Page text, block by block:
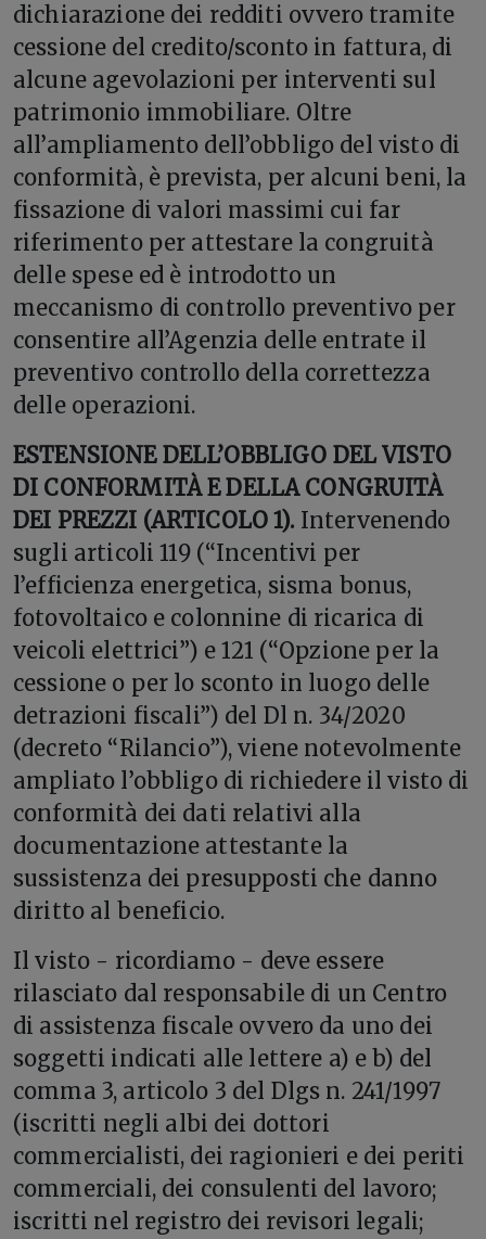
dichiarazione dei redditi ovvero tramite
cessione del credito/sconto in fattura, di
alcune agevolazioni per interventi sul
patrimonio immobiliare. Oltre
all’ampliamento dell’obbligo del visto di
conformità, è prevista, per alcuni beni, la
fissazione di valori massimi cui far
riferimento per attestare la congruità
delle spese ed è introdotto un
meccanismo di controllo preventivo per
consentire all’Agenzia delle entrate il
preventivo controllo della correttezza
delle operazioni.
ESTENSIONE DELL’OBBLIGO DEL VISTO
DI CONFORMITÀ E DELLA CONGRUITÀ
DEI PREZZI (ARTICOLO 1). Intervenendo
sugli articoli 119 (“Incentivi per
l’efficienza energetica, sisma bonus,
fotovoltaico e colonnine di ricarica di
veicoli elettrici”) e 121 (“Opzione per la
cessione o per lo sconto in luogo delle
detrazioni fiscali”) del Dl n. 34/2020
(decreto “Rilancio”), viene notevolmente
ampliato l’obbligo di richiedere il visto di
conformità dei dati relativi alla
documentazione attestante la
sussistenza dei presupposti che danno
diritto al beneficio.
Il visto - ricordiamo - deve essere
rilasciato dal responsabile di un Centro
di assistenza fiscale ovvero da uno dei
soggetti indicati alle lettere a) e b) del
comma 3, articolo 3 del Dlgs n. 241/1997
(iscritti negli albi dei dottori
commercialisti, dei ragionieri e dei periti
commerciali, dei consulenti del lavoro;
iscritti nel registro dei revisori legali;